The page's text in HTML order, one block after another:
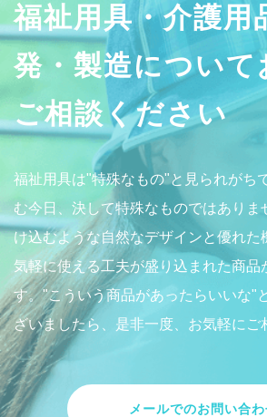
福祉用具・介護用
発・製造について
ご相談ください
福祉用具は"特殊なもの"と見られがち
む今日、決して特殊なものではありま
け込むような自然なデザインと優れた
気軽に使える工夫が盛り込まれた商品
す。"こういう商品があったらいいな"
ざいましたら、是非一度、お気軽にご
メールでのお問い合わ